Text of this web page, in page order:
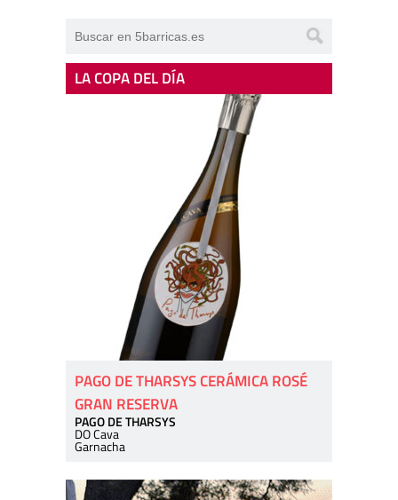
LA COPA DEL DÍA
PAGO DE THARSYS CERÁMICA ROSÉ
GRAN RESERVA
PAGO DE THARSYS
DO Cava
Garnacha